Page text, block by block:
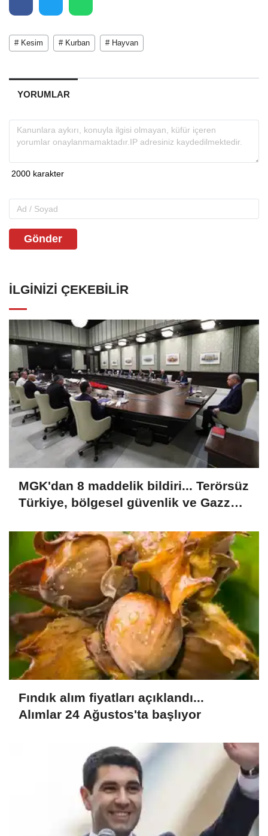
# Kesim # Kurban # Hayvan
YORUMLAR
Gönder
İLGINIZI ÇEKEBILIR
MGK'dan 8 maddelik bildiri... Terörsüz
Türkiye, bölgesel güvenlik ve Gazze
Fındık alım fiyatları açıklandı...
Alımlar 24 Ağustos'ta başlıyor